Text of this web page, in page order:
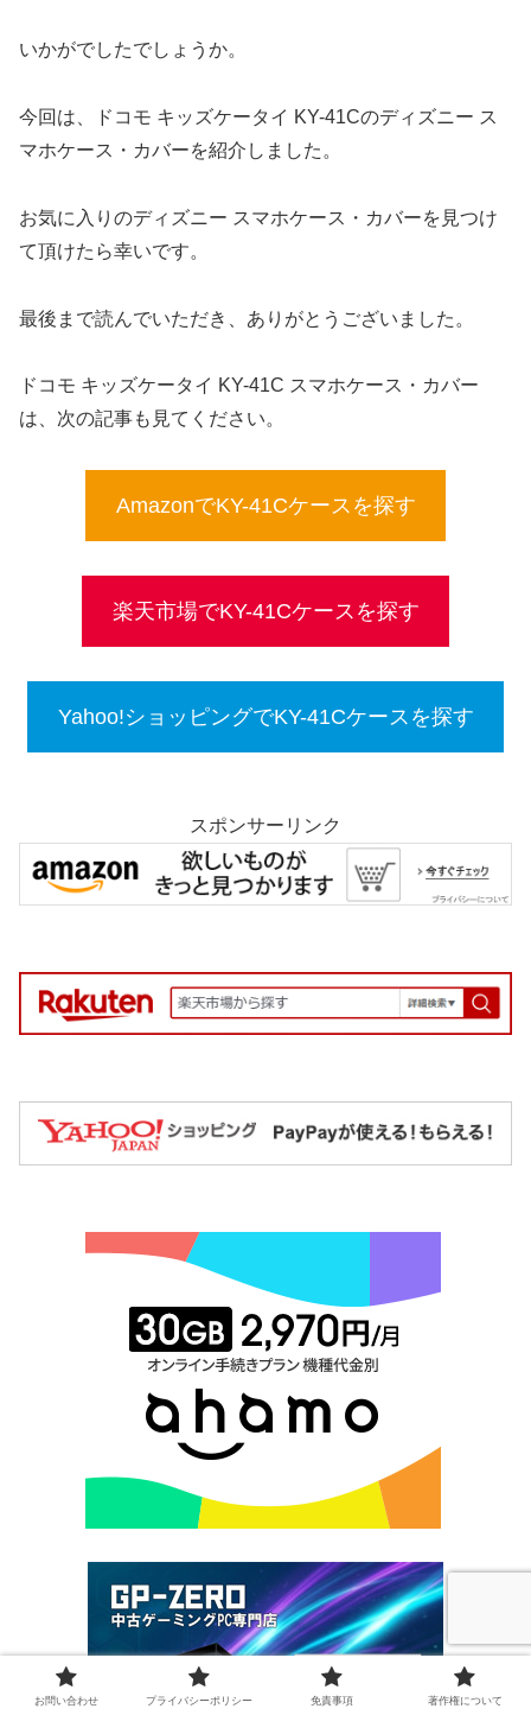
いかがでしたでしょうか。
今回は、ドコモ キッズケータイ KY-41Cのディズニー ス
マホケース・カバーを紹介しました。
お気に入りのディズニー スマホケース・カバーを見つけ
て頂けたら幸いです。
最後まで読んでいただき、ありがとうございました。
ドコモ キッズケータイ KY-41C スマホケース・カバー
は、次の記事も見てください。
AmazonでKY-41Cケースを探す
楽天市場でKY-41Cケースを探す
Yahoo!ショッピングでKY-41Cケースを探す
スポンサーリンク
お問い合わせ プライバシーポリシー 免責事項 著作権について